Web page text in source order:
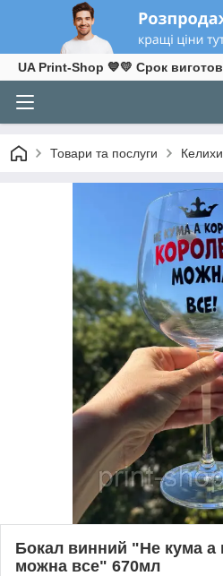
UA Print-Shop ​💙💛 Срок
Товари та послуги
Бокал винний "Не кума а
можна все" 670мл